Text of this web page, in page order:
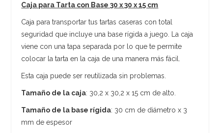
Caja para Tarta con Base 30 x 30 x 15 cm
Caja para transportar tus tartas caseras con total
seguridad que incluye una base rígida a juego. La caja
viene con una tapa separada por lo que te permite
colocar la tarta en la caja de una manera más fácil.
Esta caja puede ser reutilizada sin problemas.
Tamaño de la caja: 30,2 x 30,2 x 15 cm de alto.
Tamaño de la base rígida: 30 cm de diámetro x 3
mm de espesor